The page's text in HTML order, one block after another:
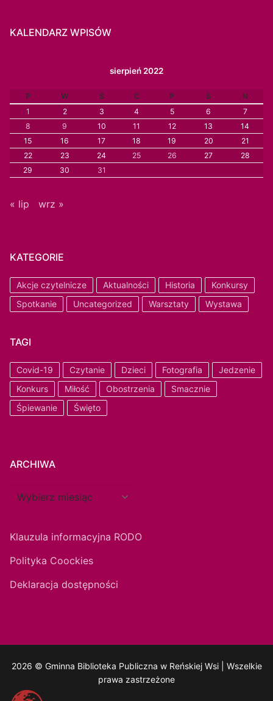
KALENDARZ WPISÓW
sierpień 2022
P W Ś C P S
N
1
2 3 4 5 6
7
8
9 10 11 12 13
14
15
16 17 18 19 20
21
22
23 24 25 26 27
28
29
30 31
« lip wrz »
KATEGORIE
Akcje czytelnicze Aktualności Historia
Konkursy
Spotkanie
Uncategorized Warsztaty Wystawa
TAGI
Covid-19 Czytanie Dzieci Fotografia
Jedzenie
Konkurs
Miłość Obostrzenia
Smacznie
Śpiewanie
Święto
ARCHIWA
Klauzula informacyjna RODO
Polityka Coockies
Deklaracja dostępności
2026 © Gminna Biblioteka Publiczna w Reńskiej Wsi | Wszelkie
prawa zastrzeżone